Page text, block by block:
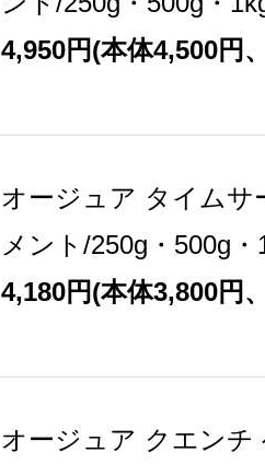
4,950円(本体4,500円
オージュア タイムサ
メント/250g・500g
4,180円(本体3,800円
オージュア クエンチ